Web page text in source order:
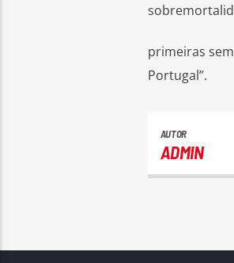
primeiras
Portugal”.
AUTOR
ADMIN